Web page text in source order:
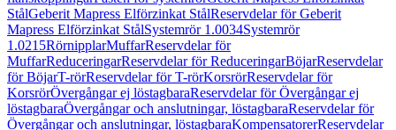
StålGeberit Mapress Elförzinkat StålReservdelar för Geberit
Mapress Elförzinkat StålSystemrör 1.0034Systemrör
1.0215RörnipplarMuffarReservdelar för
MuffarReduceringarReservdelar för ReduceringarBöjarReservdelar
för BöjarT-rörReservdelar för T-rörKorsrörReservdelar för
KorsrörÖvergångar ej löstagbaraReservdelar för Övergångar ej
löstagbaraÖvergångar och anslutningar, löstagbaraReservdelar för
Övergångar och anslutningar, löstagbaraKompensatorerReservdelar